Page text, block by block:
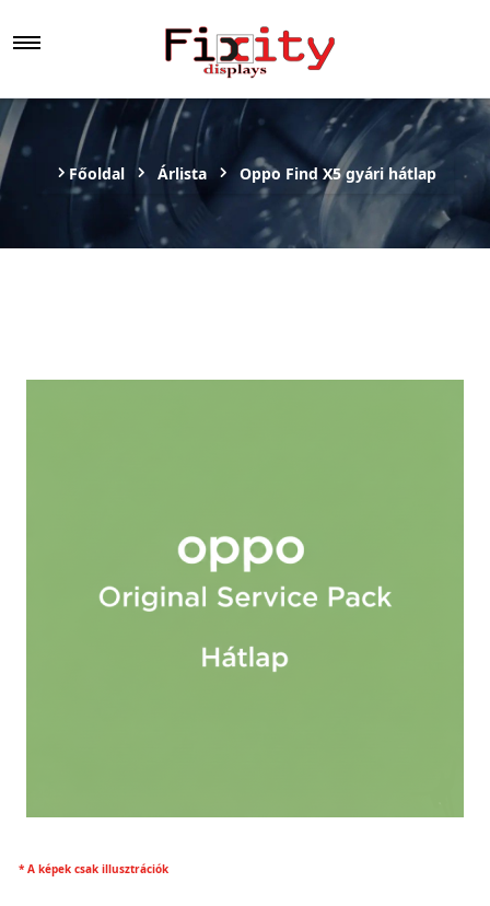
Főoldal Árlista Oppo Find X5 gyári hátlap
* A képek csak illusztrációk